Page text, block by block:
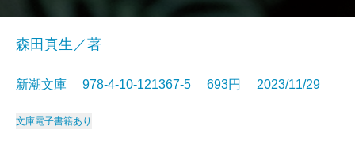
森田真生／著
新潮文庫 978-4-10-121367-5 693円 2023/11/29
文庫電子書籍あり